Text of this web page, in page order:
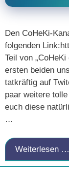
Den CoHeKi-
folgenden
Teil von
ersten beiden
tatkräftig auf
paar weitere
euch diese
…
Weiterlesen …